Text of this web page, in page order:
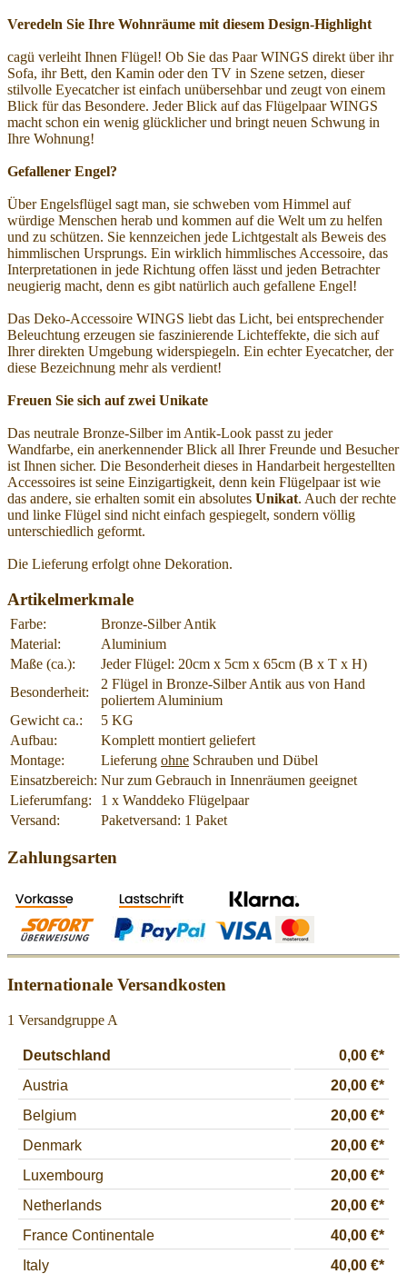
Veredeln Sie Ihre Wohnräume mit diesem Design-Highlight
cagü verleiht Ihnen Flügel! Ob Sie das Paar WINGS direkt über ihr
Sofa, ihr Bett, den Kamin oder den TV in Szene setzen, dieser
stilvolle Eyecatcher ist einfach unübersehbar und zeugt von einem
Blick für das Besondere. Jeder Blick auf das Flügelpaar WINGS
macht schon ein wenig glücklicher und bringt neuen Schwung in
Ihre Wohnung!
Gefallener Engel?
Über Engelsflügel sagt man, sie schweben vom Himmel auf
würdige Menschen herab und kommen auf die Welt um zu helfen
und zu schützen. Sie kennzeichen jede Lichtgestalt als Beweis des
himmlischen Ursprungs. Ein wirklich himmlisches Accessoire, das
Interpretationen in jede Richtung offen lässt und jeden Betrachter
neugierig macht, denn es gibt natürlich auch gefallene Engel!
Das Deko-Accessoire WINGS liebt das Licht, bei entsprechender
Beleuchtung erzeugen sie faszinierende Lichteffekte, die sich auf
Ihrer direkten Umgebung widerspiegeln. Ein echter Eyecatcher, der
diese Bezeichnung mehr als verdient!
Freuen Sie sich auf zwei Unikate
Das neutrale Bronze-Silber im Antik-Look passt zu jeder
Wandfarbe, ein anerkennender Blick all Ihrer Freunde und Besucher
ist Ihnen sicher. Die Besonderheit dieses in Handarbeit hergestellten
Accessoires ist seine Einzigartigkeit, denn kein Flügelpaar ist wie
das andere, sie erhalten somit ein absolutes Unikat. Auch der rechte
und linke Flügel sind nicht einfach gespiegelt, sondern völlig
unterschiedlich geformt.
Die Lieferung erfolgt ohne Dekoration.
Artikelmerkmale
Farbe:
Bronze-Silber Antik
Material:
Aluminium
Maße (ca.):
Jeder Flügel: 20cm x 5cm x 65cm (B x T x H)
Besonderheit:
2 Flügel in Bronze-Silber Antik aus von Hand
poliertem Aluminium
Gewicht ca.:
5 KG
Aufbau:
Komplett montiert geliefert
Montage:
Lieferung ohne Schrauben und Dübel
Einsatzbereich: Nur zum Gebrauch in Innenräumen geeignet
Lieferumfang:
1 x Wanddeko Flügelpaar
Versand:
Paketversand: 1 Paket
Zahlungsarten
Internationale Versandkosten
1 Versandgruppe A